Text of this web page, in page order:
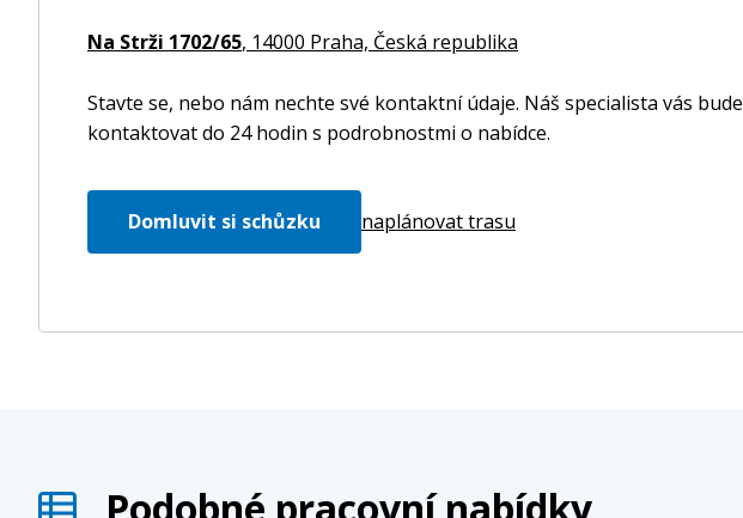
Na Strži 1702/65, 14000 Praha, Česká republika
Stavte se, nebo nám nechte své kontaktní údaje. Náš specialista vás bude
kontaktovat do 24 hodin s podrobnostmi o nabídce.
Domluvit si schůzku naplánovat trasu